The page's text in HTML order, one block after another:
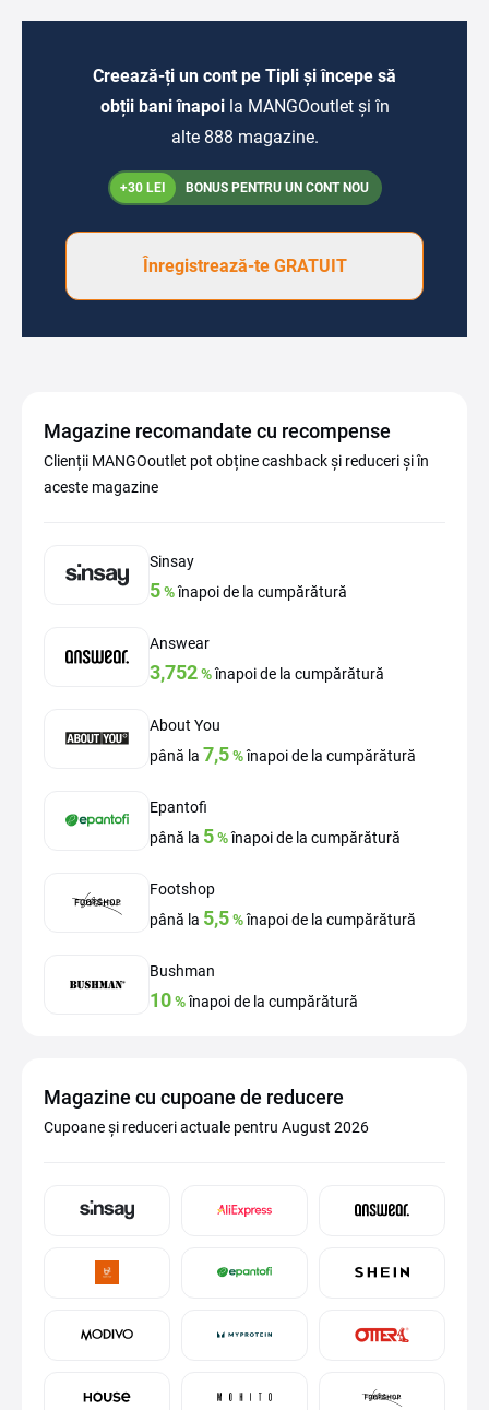
Creează-ți un cont pe Tipli și începe să
obții bani înapoi la MANGOoutlet și în
alte 888 magazine.
+30 LEI BONUS PENTRU UN CONT NOU
Înregistrează-te GRATUIT
Magazine recomandate cu recompense
Clienții MANGOoutlet pot obține cashback și reduceri și în
aceste magazine
Sinsay
5%înapoi de la cumpărătură
Answear
3,752%înapoi de la cumpărătură
About You
până la 7,5%înapoi de la cumpărătură
Epantofi
până la 5%înapoi de la cumpărătură
Footshop
până la 5,5%înapoi de la cumpărătură
Bushman
10%înapoi de la cumpărătură
Magazine cu cupoane de reducere
Cupoane și reduceri actuale pentru August 2026